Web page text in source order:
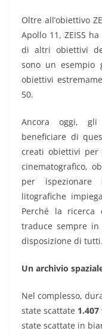
Oltre all’obiettivo
Apollo 11, ZEISS
di altri obiettivi
sono un esempio
obiettivi
50.
Ancora oggi, gli
beneficiare di
creati obiettivi per
cinematografico,
per
litografiche
Perché la ricerca
traduce sempre in
disposizione di tutti.
Un archivio
Nel complesso,
state scattate
state scattate in